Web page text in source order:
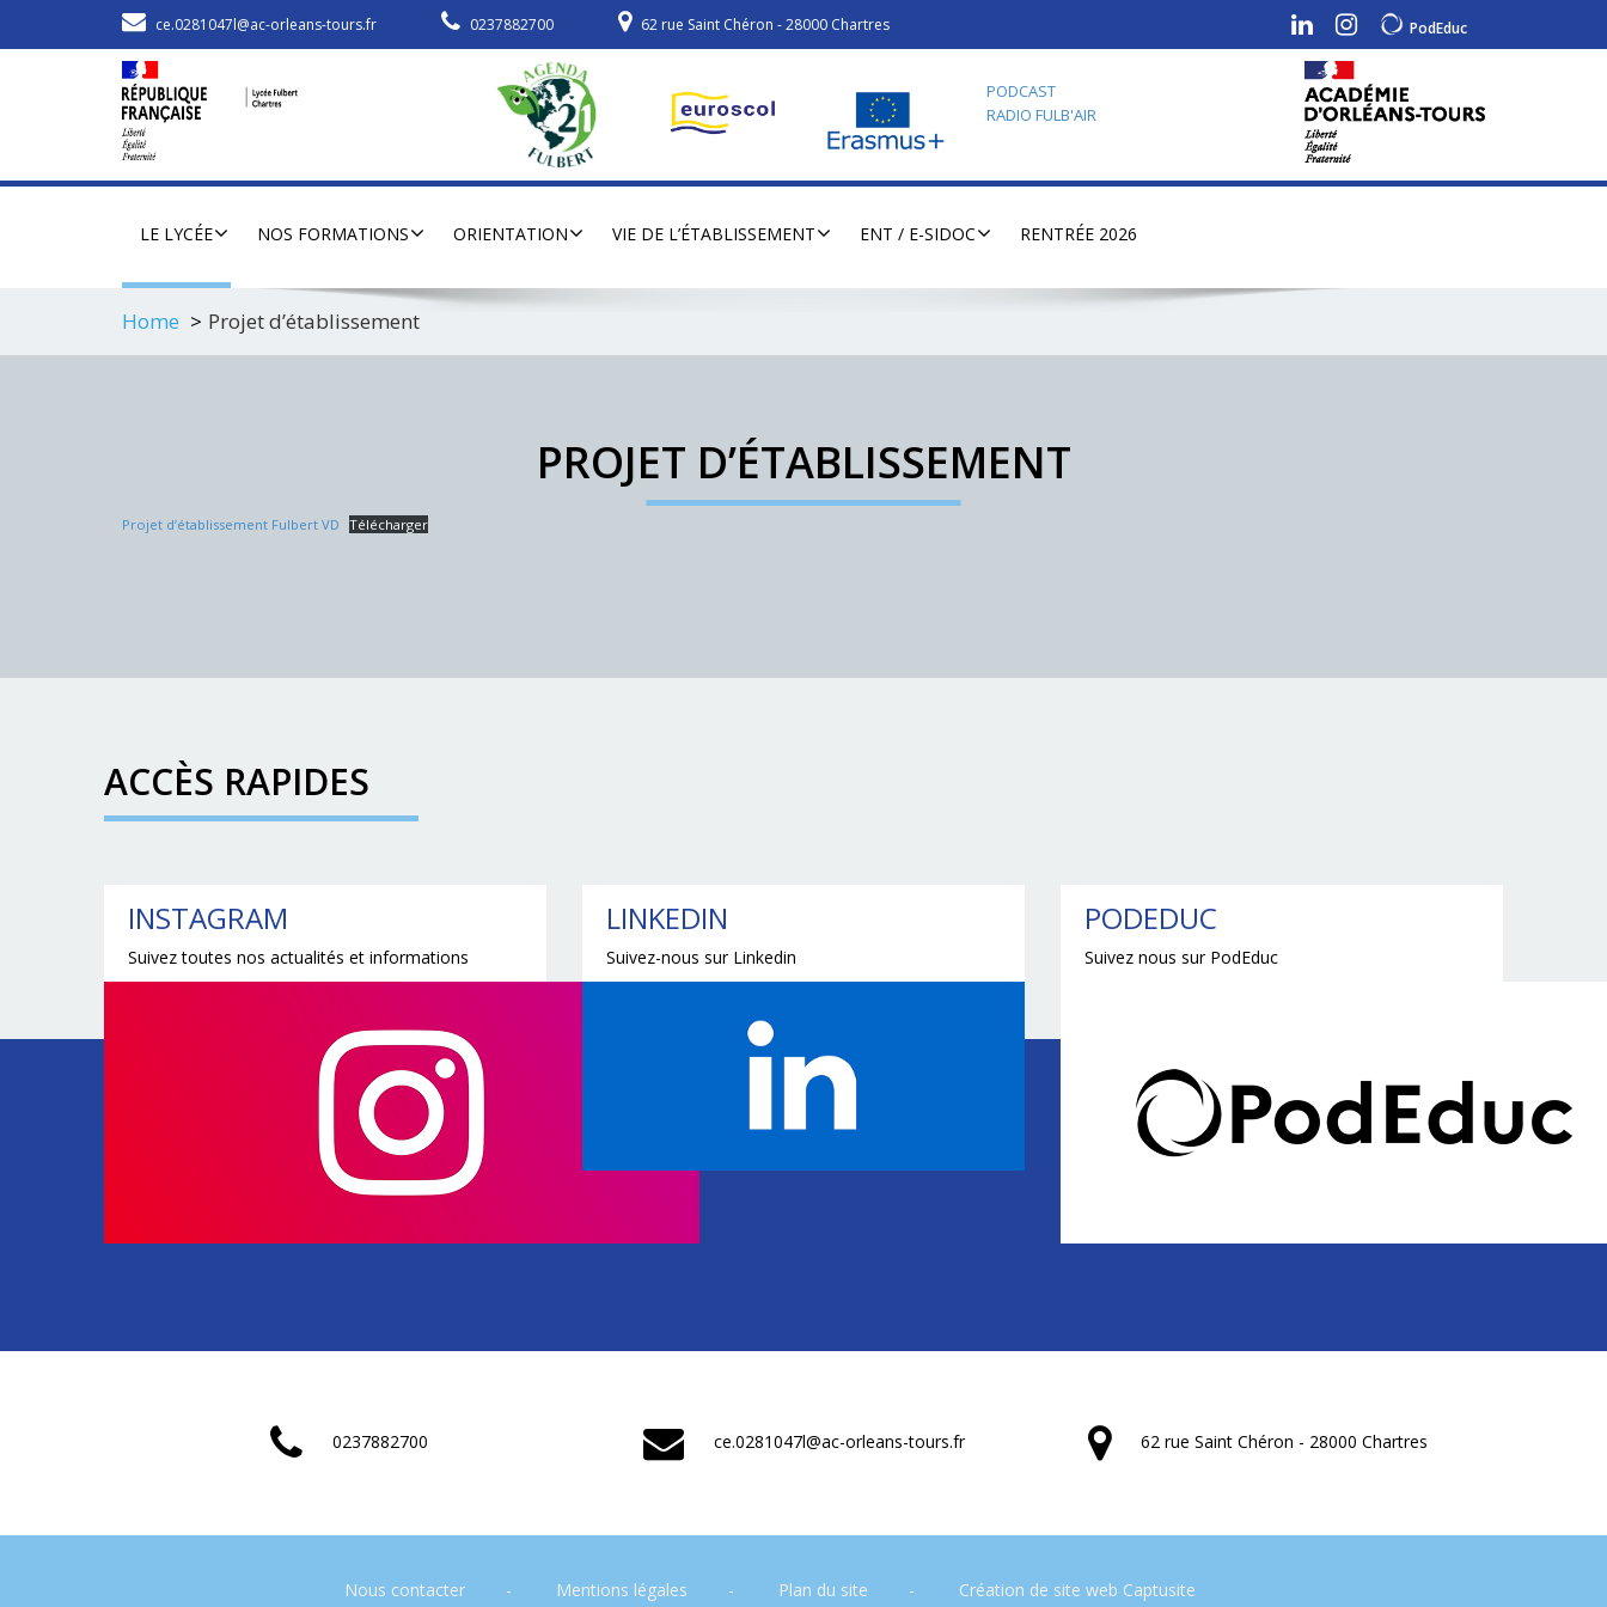
ce.0281047l@ac-orleans-tours.fr 0237882700 62 rue Saint Chéron - 28000 Chartres PodEduc
PODCAST
RADIO FULB'AIR
LE LYCÉE NOS FORMATIONS ORIENTATION VIE DE L’ÉTABLISSEMENT ENT / E-SIDOC RENTRÉE 2026
Home Projet d’établissement
PROJET D’ÉTABLISSEMENT
Projet d’établissement Fulbert VD Télécharger
ACCÈS RAPIDES
INSTAGRAM
Suivez toutes nos actualités et informations
LINKEDIN
Suivez-nous sur Linkedin
PODEDUC
Suivez nous sur PodEduc
0237882700 ce.0281047l@ac-orleans-tours.fr 62 rue Saint Chéron - 28000 Chartres
Nous contacter Mentions légales Plan du site Création de site web Captusite